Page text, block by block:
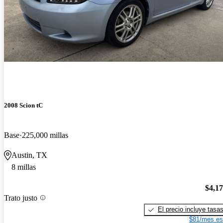
2008 Scion tC
Base 225,000 millas
Austin, TX
8 millas
Trato justo
El precio incluye tasas
$81/mes